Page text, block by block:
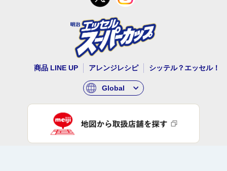
商品 LINE UP アレンジレシピ シッテル？エッセル！
Global